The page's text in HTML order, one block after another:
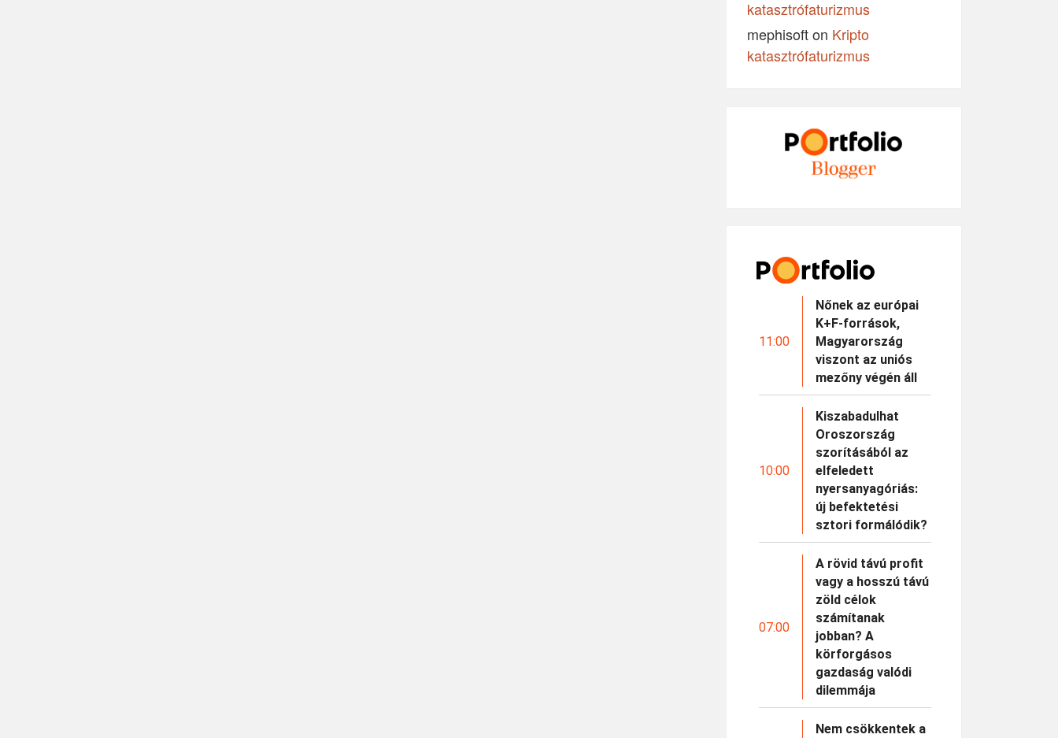
katasztrófaturizmus
mephisofton Kripto
katasztrófaturizmus
11:00
Nőnek az európai
K+F-források,
Magyarország
viszont az uniós
mezőny végén áll
10:00
Kiszabadulhat
Oroszország
szorításából az
elfeledett
nyersanyagóriás:
új befektetési
sztori formálódik?
07:00
A rövid távú profit
vagy a hosszú távú
zöld célok
számítanak
jobban? A
körforgásos
gazdaság valódi
dilemmája
Nem csökkentek a